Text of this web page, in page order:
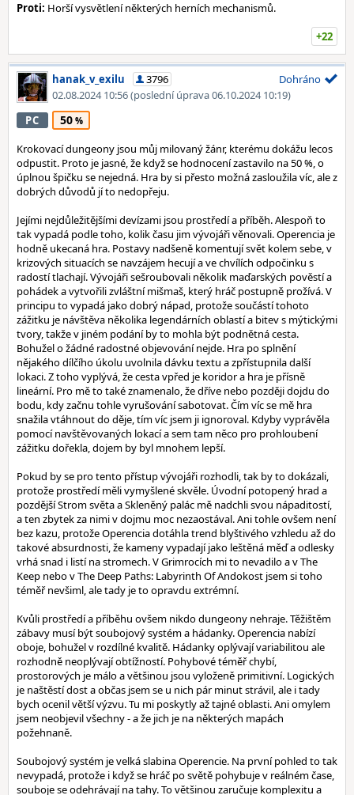
Proti: Horší vysvětlení některých herních mechanismů.
+22
hanak_v_exilu
3796
02.08.2024 10:56(poslední úprava 06.10.2024 10:19)
Dohráno
PC 50
Krokovací dungeony jsou můj milovaný žánr, kterému dokážu lecos
odpustit. Proto je jasné, že když se hodnocení zastavilo na 50 %, o
úplnou špičku se nejedná. Hra by si přesto možná zasloužila víc, ale z
dobrých důvodů jí to nedopřeju.
Jejími nejdůležitějšími devízami jsou prostředí a příběh. Alespoň to
tak vypadá podle toho, kolik času jim vývojáři věnovali. Operencia je
hodně ukecaná hra. Postavy nadšeně komentují svět kolem sebe, v
krizových situacích se navzájem hecují a ve chvílích odpočinku s
radostí tlachají. Vývojáři sešroubovali několik maďarských pověstí a
pohádek a vytvořili zvláštní mišmaš, který hráč postupně prožívá. V
principu to vypadá jako dobrý nápad, protože součástí tohoto
zážitku je návštěva několika legendárních oblastí a bitev s mýtickými
tvory, takže v jiném podání by to mohla být podnětná cesta.
Bohužel o žádné radostné objevování nejde. Hra po splnění
nějakého dílčího úkolu uvolnila dávku textu a zpřístupnila další
lokaci. Z toho vyplývá, že cesta vpřed je koridor a hra je přísně
lineární. Pro mě to také znamenalo, že dříve nebo později dojdu do
bodu, kdy začnu tohle vyrušování sabotovat. Čím víc se mě hra
snažila vtáhnout do děje, tím víc jsem ji ignoroval. Kdyby vyprávěla
pomocí navštěvovaných lokací a sem tam něco pro prohloubení
zážitku dořekla, dojem by byl mnohem lepší.
Pokud by se pro tento přístup vývojáři rozhodli, tak by to dokázali,
protože prostředí měli vymyšlené skvěle. Úvodní potopený hrad a
pozdější Strom světa a Skleněný palác mě nadchli svou nápaditostí,
a ten zbytek za nimi v dojmu moc nezaostával. Ani tohle ovšem není
bez kazu, protože Operencia dotáhla trend blyštivého vzhledu až do
takové absurdnosti, že kameny vypadají jako leštěná měď a odlesky
vrhá snad i listí na stromech. V Grimrocích mi to nevadilo a v The
Keep nebo v The Deep Paths: Labyrinth Of Andokost jsem si toho
téměř nevšiml, ale tady je to opravdu extrémní.
Kvůli prostředí a příběhu ovšem nikdo dungeony nehraje. Těžištěm
zábavy musí být soubojový systém a hádanky. Operencia nabízí
oboje, bohužel v rozdílné kvalitě. Hádanky oplývají variabilitou ale
rozhodně neoplývají obtížností. Pohybové téměř chybí,
prostorových je málo a většinou jsou vyloženě primitivní. Logických
je naštěstí dost a občas jsem se u nich pár minut strávil, ale i tady
bych ocenil větší výzvu. Tu mi poskytly až tajné oblasti. Ani omylem
jsem neobjevil všechny - a že jich je na některých mapách
požehnaně.
Soubojový systém je velká slabina Operencie. Na první pohled to tak
nevypadá, protože i když se hráč po světě pohybuje v reálném čase,
souboje se odehrávají na tahy. To většinou zaručuje komplexitu a